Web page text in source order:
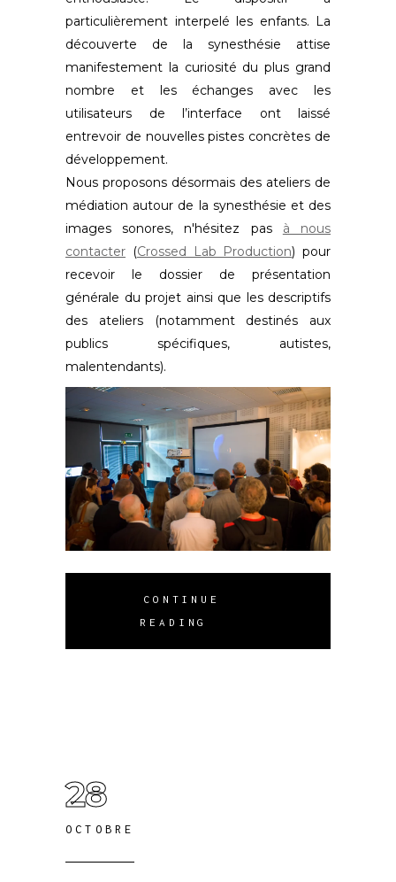
particulièrement interpelé les enfants. La
découverte de la synesthésie attise
manifestement la curiosité du plus grand
nombre et les échanges avec les
utilisateurs de l’interface ont laissé
entrevoir de nouvelles pistes concrètes de
développement.
Nous proposons désormais des ateliers de
médiation autour de la synesthésie et des
images sonores, n'hésitez pas à nous
contacter (Crossed Lab Production) pour
recevoir le dossier de présentation
générale du projet ainsi que les descriptifs
des ateliers (notamment destinés aux
publics spécifiques, autistes,
malentendants).
CONTINUE
READING
28
OCTOBRE